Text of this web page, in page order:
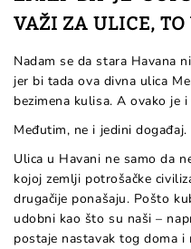
VAŽI ZA ULICE, TO
Nadam se da stara Havana
jer bi tada ova divna ulica
bezimena kulisa. A ovako je
Međutim, ne i jedini događaj.
Ulica u Havani ne samo da
kojoj zemlji potrošačke
drugačije ponašaju. Pošto
udobni kao što su naši –
postaje nastavak tog doma